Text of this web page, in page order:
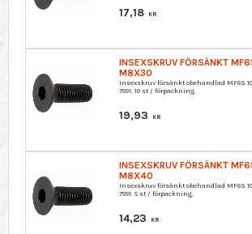
17,18 KR
INSEXSKRUV FÖRSÄNKT
M8X30
Insexskruv försänkt obehandlad MF6S
7991. 10 st / förpackning.
19,93 KR
INSEXSKRUV FÖRSÄNKT
M8X40
Insexskruv försänkt obehandlad MF6S
7991. 5 st / förpackning.
14,23 KR